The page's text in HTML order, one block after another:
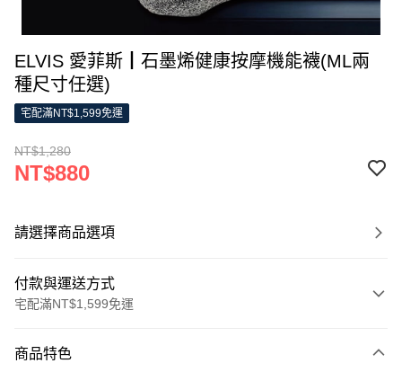
ELVIS 愛菲斯┃石墨烯健康按摩機能襪(ML兩
種尺寸任選)
宅配滿NT$1,599免運
NT$1,280
NT$880
請選擇商品選項
付款與運送方式
宅配滿NT$1,599免運
信用卡一次付款
商品特色